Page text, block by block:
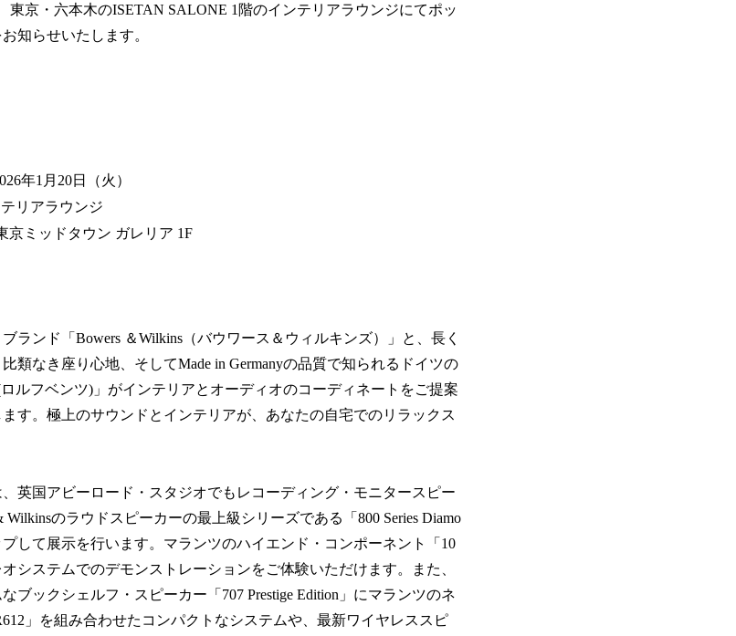
東京・六本木のISETAN SALONE 1階のインテリアラウンジにてポッ
知らせいたします。
年1月20日（火）
リアラウンジ
京ミッドタウン ガレリア 1F
ランド「Bowers ＆Wilkins（バウワース＆ウィルキンズ）」と、長く
類なき座り心地、そしてMade in Germanyの品質で知られるドイツの
ルフベンツ)」がインテリアとオーディオのコーディネートをご提案
す。極上のサウンドとインテリアが、あなたの自宅でのリラックス
英国アビーロード・スタジオでもレコーディング・モニタースピー
のラウドスピーカーの最上級シリーズである「800 Series Diamo
して展示を行います。マランツのハイエンド・コンポーネント「10
システムでのデモンストレーションをご体験いただけます。また、
ブックシェルフ・スピーカー「707 Prestige Edition」にマランツのネ
」を組み合わせたコンパクトなシステムや、最新ワイヤレススピ